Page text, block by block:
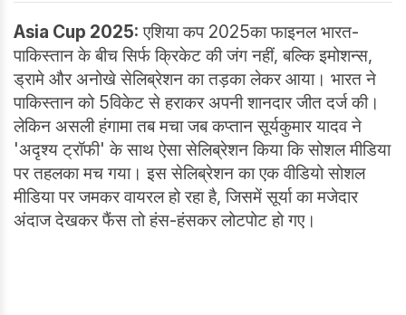
Asia Cup 2025: एशिया कप 2025का फाइनल भारत-
पाकिस्तान के बीच सिर्फ क्रिकेट की जंग नहीं, बल्कि इमोशन्स,
ड्रामे और अनोखे सेलिब्रेशन का तड़का लेकर आया। भारत ने
पाकिस्तान को 5विकेट से हराकर अपनी शानदार जीत दर्ज की।
लेकिन असली हंगामा तब मचा जब कप्तान सूर्यकुमार यादव ने
'अदृश्य ट्रॉफी' के साथ ऐसा सेलिब्रेशन किया कि सोशल मीडिया
पर तहलका मच गया। इस सेलिब्रेशन का एक वीडियो सोशल
मीडिया पर जमकर वायरल हो रहा है, जिसमें सूर्या का मजेदार
अंदाज देखकर फैंस तो हंस-हंसकर लोटपोट हो गए।